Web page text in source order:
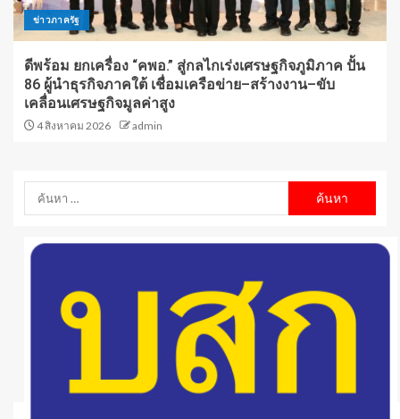
ข่าวภาครัฐ
ดีพร้อม ยกเครื่อง “คพอ.” สู่กลไกเร่งเศรษฐกิจภูมิภาค ปั้น
86 ผู้นำธุรกิจภาคใต้ เชื่อมเครือข่าย–สร้างงาน–ขับ
เคลื่อนเศรษฐกิจมูลค่าสูง
4 สิงหาคม 2026 admin